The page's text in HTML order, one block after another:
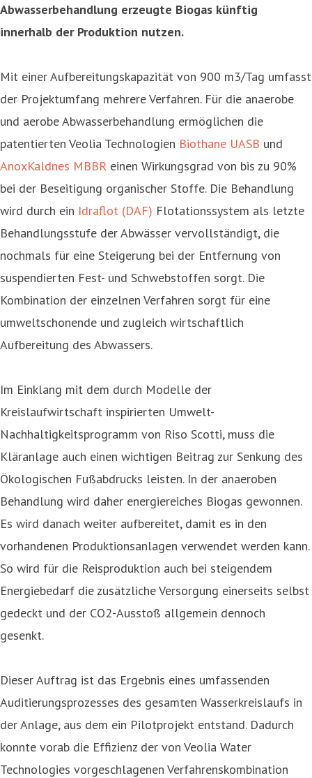
Abwasserbehandlung erzeugte Biogas künftig
innerhalb der Produktion nutzen.
Mit einer Aufbereitungskapazität von 900 m3/Tag umfasst
der Projektumfang mehrere Verfahren. Für die anaerobe
und aerobe Abwasserbehandlung ermöglichen die
patentierten Veolia Technologien Biothane UASB und
AnoxKaldnes MBBR einen Wirkungsgrad von bis zu 90%
bei der Beseitigung organischer Stoffe. Die Behandlung
wird durch ein Idraflot (DAF) Flotationssystem als letzte
Behandlungsstufe der Abwässer vervollständigt, die
nochmals für eine Steigerung bei der Entfernung von
suspendierten Fest- und Schwebstoffen sorgt. Die
Kombination der einzelnen Verfahren sorgt für eine
umweltschonende und zugleich wirtschaftlich
Aufbereitung des Abwassers.
Im Einklang mit dem durch Modelle der
Kreislaufwirtschaft inspirierten Umwelt-
Nachhaltigkeitsprogramm von Riso Scotti, muss die
Kläranlage auch einen wichtigen Beitrag zur Senkung des
Ökologischen Fußabdrucks leisten. In der anaeroben
Behandlung wird daher energiereiches Biogas gewonnen.
Es wird danach weiter aufbereitet, damit es in den
vorhandenen Produktionsanlagen verwendet werden kann.
So wird für die Reisproduktion auch bei steigendem
Energiebedarf die zusätzliche Versorgung einerseits selbst
gedeckt und der CO2-Ausstoß allgemein dennoch
gesenkt.
Dieser Auftrag ist das Ergebnis eines umfassenden
Auditierungsprozesses des gesamten Wasserkreislaufs in
der Anlage, aus dem ein Pilotprojekt entstand. Dadurch
konnte vorab die Effizienz der von Veolia Water
Technologies vorgeschlagenen Verfahrenskombination